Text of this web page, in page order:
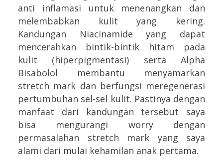
anti inflamasi untuk menenangkan dan
melembabkan kulit yang kering.
Kandungan Niacinamide yang dapat
mencerahkan bintik-bintik hitam pada
kulit (hiperpigmentasi) serta Alpha
Bisabolol membantu menyamarkan
stretch mark dan berfungsi meregenerasi
pertumbuhan sel-sel kulit. Pastinya dengan
manfaat dari kandungan tersebut saya
bisa mengurangi worry dengan
permasalahan stretch mark yang saya
alami dari mulai kehamilan anak pertama.